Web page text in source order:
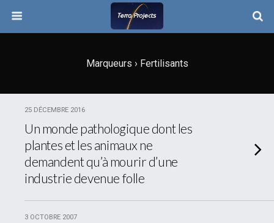
Marqueurs › Fertilisants
25 DÉCEMBRE 2016
Un monde pathologique dont les
plantes et les animaux ne
demandent qu’à mourir d’une
industrie devenue folle
3 OCTOBRE 2007